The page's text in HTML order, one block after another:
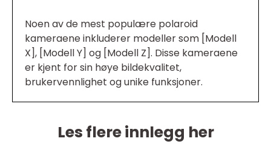
Noen av de mest populære polaroid
kameraene inkluderer modeller som [Modell
X], [Modell Y] og [Modell Z]. Disse kameraene
er kjent for sin høye bildekvalitet,
brukervennlighet og unike funksjoner.
Les flere innlegg her